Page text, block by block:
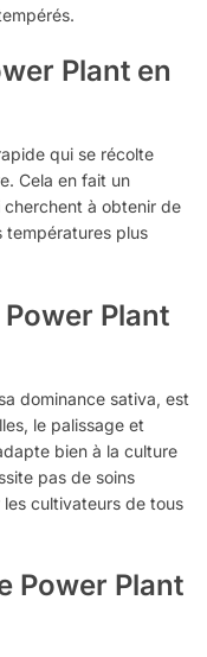
Plant en
qui se récolte
Cela en fait un
à obtenir de
températures plus
Plant
dominance sativa, est
le palissage et
bien à la culture
pas de soins
cultivateurs de tous
Power Plant